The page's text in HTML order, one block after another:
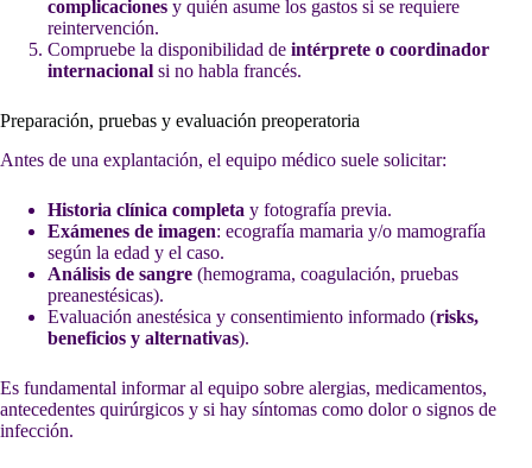
complicaciones y quién asume los gastos si se requiere
reintervención.
Compruebe la disponibilidad de intérprete o coordinador
internacional si no habla francés.
Preparación, pruebas y evaluación preoperatoria
Antes de una explantación, el equipo médico suele solicitar:
Historia clínica completa y fotografía previa.
Exámenes de imagen: ecografía mamaria y/o mamografía
según la edad y el caso.
Análisis de sangre (hemograma, coagulación, pruebas
preanestésicas).
Evaluación anestésica y consentimiento informado (risks,
beneficios y alternativas).
Es fundamental informar al equipo sobre alergias, medicamentos,
antecedentes quirúrgicos y si hay síntomas como dolor o signos de
infección.